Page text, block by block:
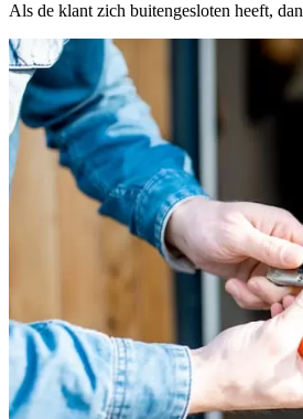
Als de klant zich buitengesloten heeft,